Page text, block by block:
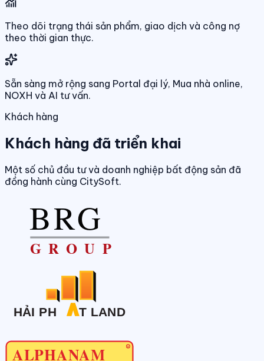
Theo dõi trạng thái sản phẩm, giao dịch và công nợ
theo thời gian thực.
Sẵn sàng mở rộng sang Portal đại lý, Mua nhà online,
NOXH và AI tư vấn.
Khách hàng
Khách hàng đã triển khai
Một số chủ đầu tư và doanh nghiệp bất động sản đã
đồng hành cùng CitySoft.